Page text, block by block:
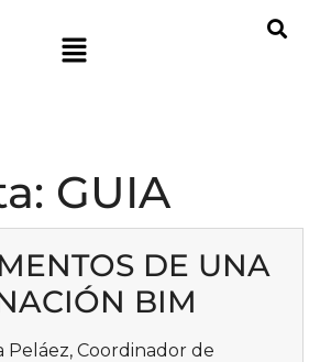
GUIA
DE UNA
BIM
Peláez, Coordinador de